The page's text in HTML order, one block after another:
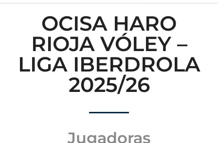
OCISA HARO
RIOJA VÓLEY –
LIGA IBERDROLA
2025/26
Jugadoras